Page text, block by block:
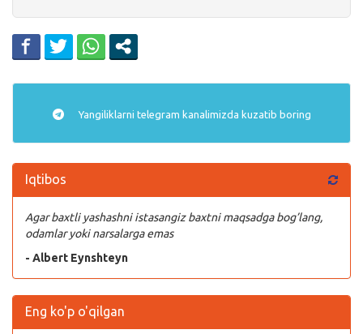
Yangiliklarni telegram kanalimizda kuzatib boring
Iqtibos
Agar baxtli yashashni istasangiz baxtni maqsadga bog’lang,
odamlar yoki narsalarga emas
- Albert Eynshteyn
Eng ko'p o'qilgan